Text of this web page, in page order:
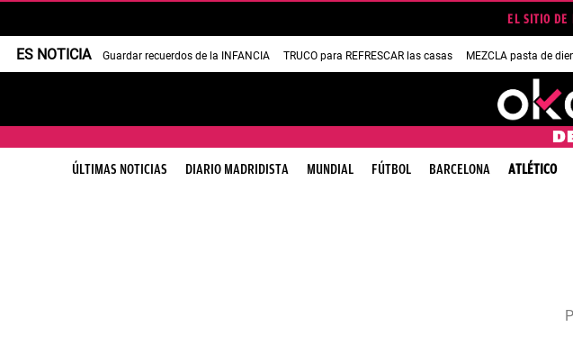
EL SITIO DE
ES NOTICIA Guardar recuerdos de la INFANCIA TRUCO para REFRESCAR las casas MEZCLA pasta de
ÚLTIMAS NOTICIAS DIARIO MADRIDISTA MUNDIAL FÚTBOL BARCELONA ATLÉTICO